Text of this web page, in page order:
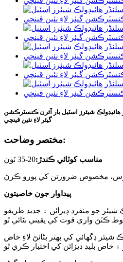
هائيڊولڪ شيئرز اسٽيل بار آئرن ڪنسٽرڪشن
گيئر لاءِ نئين قينچي
مختصر وضاحت:
مناسب کوٽائي ڪندڙ:20-35 ٽون
مخصوص ضرورتن کي پورو ڪرڻ
پيداوار جون خاصيتون
جو منفرد ڊيزائن ۽ جديد طريقو
شيئر ڊگھائي کي بهتر بڻائڻ لاءِ خاص